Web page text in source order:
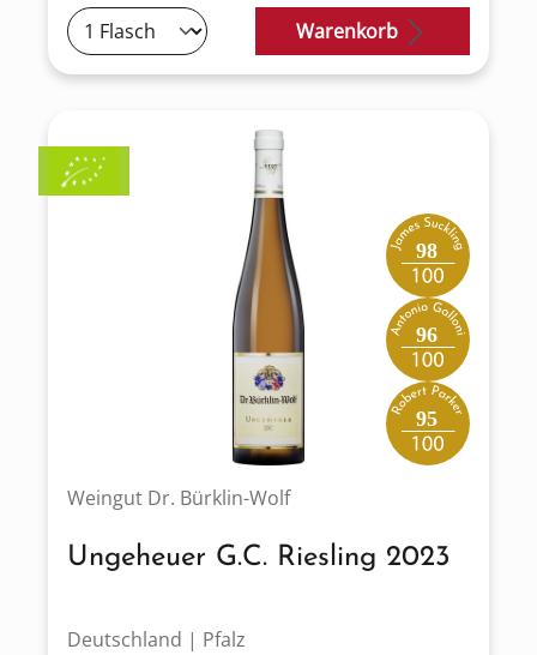
Warenkorb
98
96
95
Weingut Dr. Bürklin-Wolf
Ungeheuer G.C. Riesling 2023
Deutschland | Pfalz